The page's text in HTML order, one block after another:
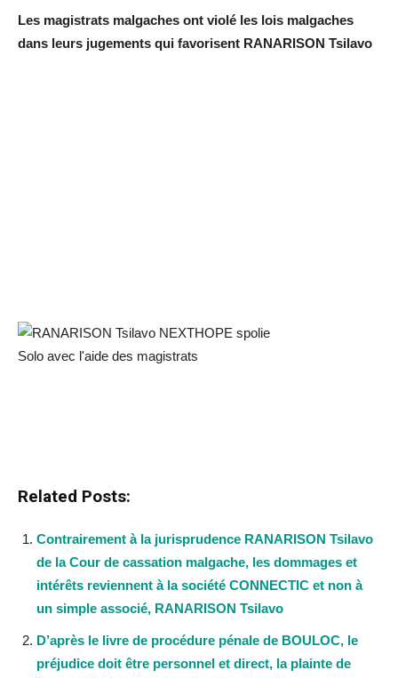
Les magistrats malgaches ont violé les lois malgaches
dans leurs jugements qui favorisent RANARISON Tsilavo
Related Posts:
Contrairement à la jurisprudence RANARISON Tsilavo
de la Cour de cassation malgache, les dommages et
intérêts reviennent à la société CONNECTIC et non à
un simple associé, RANARISON Tsilavo
D’après le livre de procédure pénale de BOULOC, le
préjudice doit être personnel et direct, la plainte de